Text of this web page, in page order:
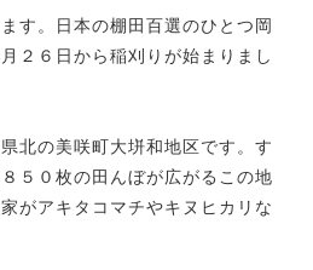
す。日本の棚田百選のひとつ岡
２６日から稲刈りが始まりまし
北の美咲町大垪和地区です。す
５０枚の田んぼが広がるこの地
がアキタコマチやキヌヒカリな